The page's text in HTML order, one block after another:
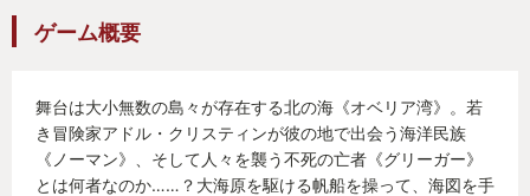
スイッチ版は限定版を購入して大変満足いく内容の
限定版でした。
のは残念でした。
「イースⅩ NORDICS」をプレイするなら、出来るな
らPS5版がおすすめです。
ゲーム概要
舞台は大小無数の島々が存在する北の海《オベリア湾》。若
き冒険家アドル・クリスティンが彼の地で出会う海洋民族
《ノーマン》、そして人々を襲う不死の亡者《グリーガー》
とは何者なのか……？大海原を駆ける帆船を操って、海図を手